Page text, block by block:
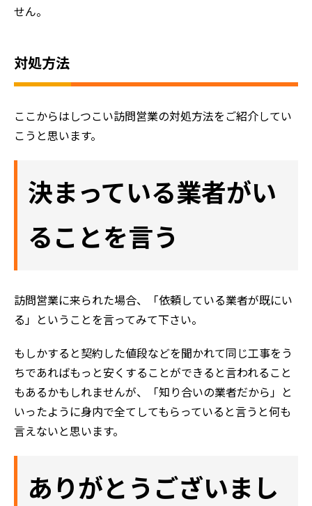
選ばれる理由
せん。
対処方法
ここからはしつこい訪問営業の対処方法をご紹介してい
こうと思います。
決まっている業者がい
ることを言う
訪問営業に来られた場合、「依頼している業者が既にい
る」ということを言ってみて下さい。
もしかすると契約した値段などを聞かれて同じ工事をう
ちであればもっと安くすることができると言われること
もあるかもしれませんが、「知り合いの業者だから」と
いったように身内で全てしてもらっていると言うと何も
言えないと思います。
ありがとうございまし